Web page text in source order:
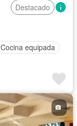
Destacado
Cocina equipada